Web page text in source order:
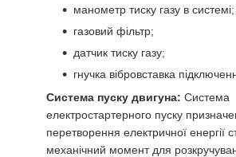
манометр тиску газу в системі;
газовий фільтр;
датчик тиску газу;
гнучка вібровставка
Система пуску двигуна: Система
електростартерного пуску
перетворення електричної енергії
механічний момент для